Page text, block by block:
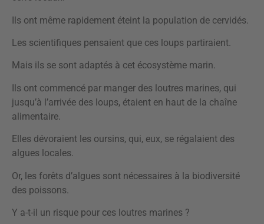
Ils ont même rapidement éteint la population de cervidés.
Les scientifiques pensaient que ces loups partiraient.
Mais ils se sont adaptés à cet écosystème marin.
Ils ont commencé par manger des loutres marines, qui
jusqu’à l’arrivée des loups, étaient en haut de la chaîne
alimentaire.
Elles dévoraient les oursins, qui, eux, se régalaient des
algues locales.
Or, les forêts d’algues sont nécessaires à la biodiversité
des poissons.
Y a-t-il un risque pour ces loutres marines ?